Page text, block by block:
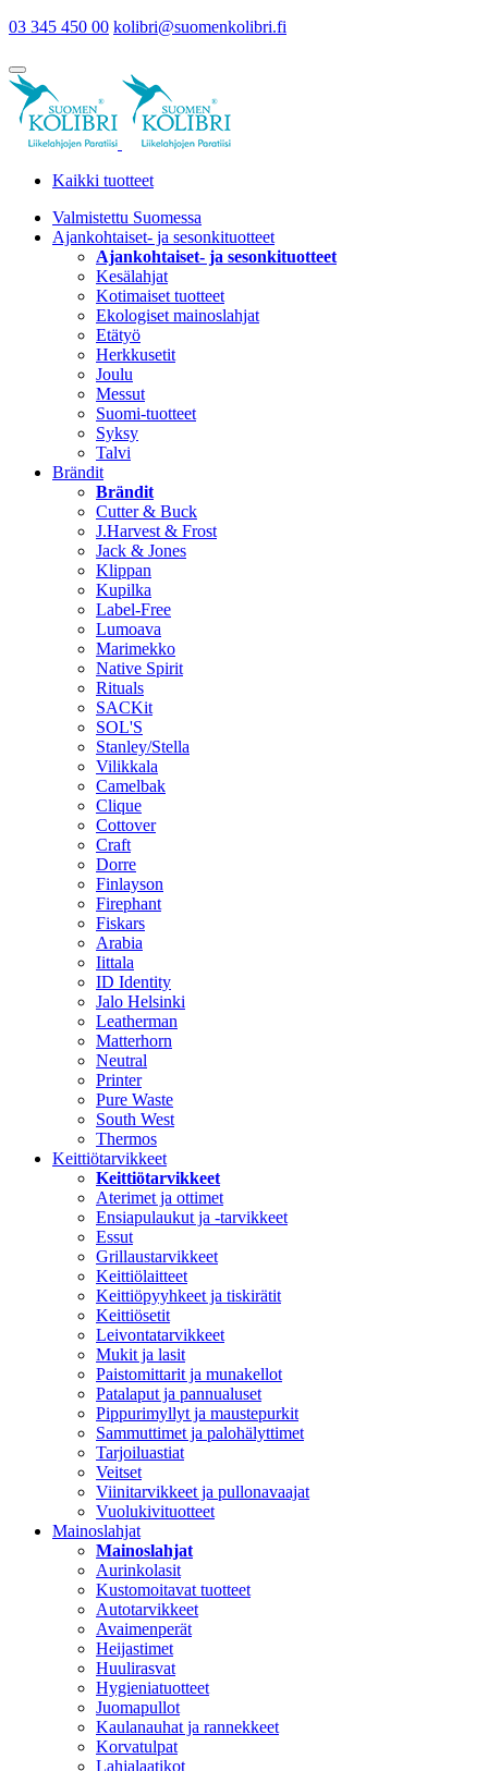
03 345 450 00 kolibri@suomenkolibri.fi
Kaikki tuotteet
Valmistettu Suomessa
Ajankohtaiset- ja sesonkituotteet
Ajankohtaiset- ja sesonkituotteet
Kesälahjat
Kotimaiset tuotteet
Ekologiset mainoslahjat
Etätyö
Herkkusetit
Joulu
Messut
Suomi-tuotteet
Syksy
Talvi
Brändit
Brändit
Cutter & Buck
J.Harvest & Frost
Jack & Jones
Klippan
Kupilka
Label-Free
Lumoava
Marimekko
Native Spirit
Rituals
SACKit
SOL'S
Stanley/Stella
Vilikkala
Camelbak
Clique
Cottover
Craft
Dorre
Finlayson
Firephant
Fiskars
Arabia
Iittala
ID Identity
Jalo Helsinki
Leatherman
Matterhorn
Neutral
Printer
Pure Waste
South West
Thermos
Keittiötarvikkeet
Keittiötarvikkeet
Aterimet ja ottimet
Ensiapulaukut ja -tarvikkeet
Essut
Grillaustarvikkeet
Keittiölaitteet
Keittiöpyyhkeet ja tiskirätit
Keittiösetit
Leivontatarvikkeet
Mukit ja lasit
Paistomittarit ja munakellot
Patalaput ja pannualuset
Pippurimyllyt ja maustepurkit
Sammuttimet ja palohälyttimet
Tarjoiluastiat
Veitset
Viinitarvikkeet ja pullonavaajat
Vuolukivituotteet
Mainoslahjat
Mainoslahjat
Aurinkolasit
Kustomoitavat tuotteet
Autotarvikkeet
Avaimenperät
Heijastimet
Huulirasvat
Hygieniatuotteet
Juomapullot
Kaulanauhat ja rannekkeet
Korvatulpat
Lahjalaatikot